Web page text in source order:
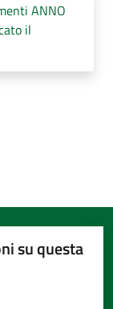
ANNO
il
su questa